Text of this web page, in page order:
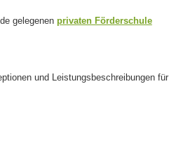
gelegenen privaten Förderschule
und Leistungsbeschreibungen für